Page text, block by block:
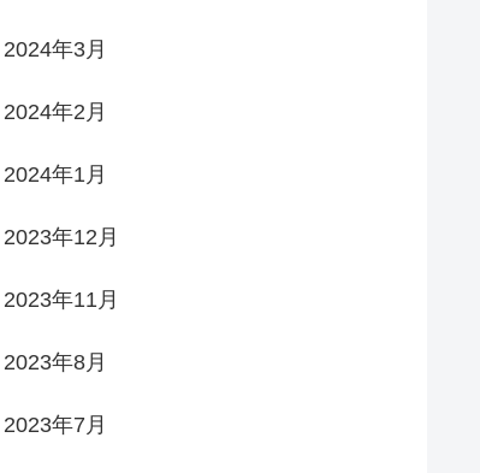
2024年3月
2024年2月
2024年1月
2023年12月
2023年11月
2023年8月
2023年7月